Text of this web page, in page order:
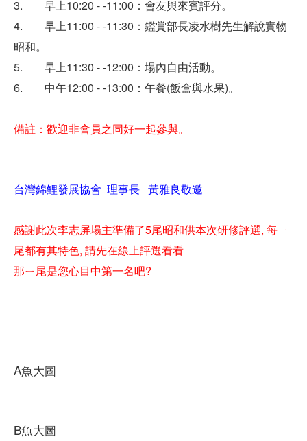
3. 早上10:20 - -11:00：會友與來賓評分。
4. 早上11:00 - -11:30：鑑賞部長凌水樹先生解說實物
昭和。
5. 早上11:30 - -12:00：場內自由活動。
6. 中午12:00 - -13:00：午餐(飯盒與水果)。
備註：歡迎非會員之同好一起參與。
台灣錦鯉發展協會 理事長 黃雅良敬邀
感謝此次李志屏場主準備了5尾昭和供本次研修評選, 每ㄧ
尾都有其特色, 請先在線上評選看看
那ㄧ尾是您心目中第一名吧?
A魚大圖
B魚大圖